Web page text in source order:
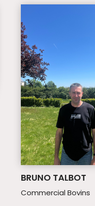
BRUNO TALBOT
Commercial Bovins